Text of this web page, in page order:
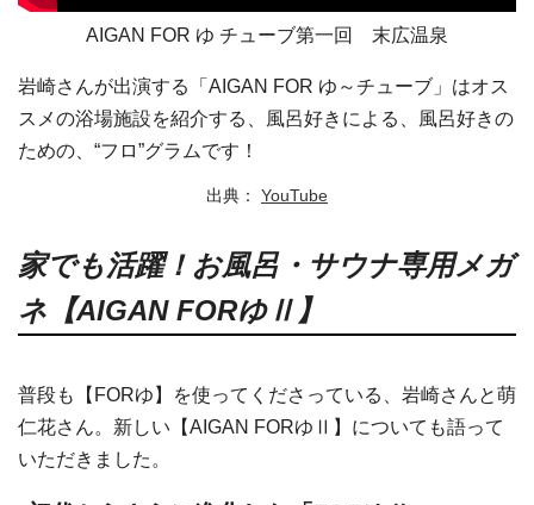
AIGAN FOR ゆ チューブ第一回 末広温泉
岩崎さんが出演する「AIGAN FOR ゆ～チューブ」はオス
スメの浴場施設を紹介する、風呂好きによる、風呂好きの
ための、“フロ”グラムです！
出典： YouTube
家でも活躍！お風呂・サウナ専用メガ
ネ【AIGAN FORゆⅡ】
普段も【FORゆ】を使ってくださっている、岩崎さんと萌
仁花さん。新しい【AIGAN FORゆⅡ】についても語って
いただきました。